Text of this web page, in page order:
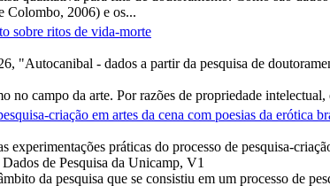
Colombo, 2006) e os...
sobre ritos de vida-morte
"Autocanibal - dados a partir da pesquisa de
no campo da arte. Por razões de propriedade
criação em artes da cena com poesias da erótica
práticas do processo de pesquisa-
de Pesquisa da Unicamp, V1
da pesquisa que se consistiu em um processo de